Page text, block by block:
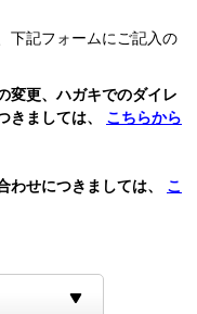
下記フォームにご記入の
変更、ハガキでのダイレ
きましては、 こちらから
わせにつきましては、 こ